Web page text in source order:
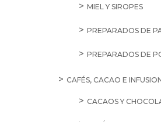
MIEL Y SIROPES
PREPARADOS DE
PREPARADOS DE
CAFÉS, CACAO E
CACAOS Y